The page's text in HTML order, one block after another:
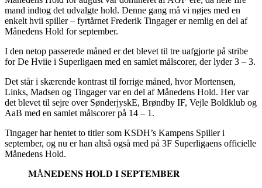
mand indtog det udvalgte hold. Denne gang må vi nøjes med en
enkelt hvii spiller – fyrtårnet Frederik Tingager er nemlig en del af
Månedens Hold for september.
I den netop passerede måned er det blevet til tre uafgjorte på stribe
for De Hviie i Superligaen med en samlet målscorer, der lyder 3 – 3.
Det står i skærende kontrast til forrige måned, hvor Mortensen,
Links, Madsen og Tingager var en del af Månedens Hold. Her var
det blevet til sejre over SønderjyskE, Brøndby IF, Vejle Boldklub og
AaB med en samlet målscorer på 14 – 1.
Tingager har hentet to titler som KSDH’s Kampens Spiller i
september, og nu er han altså også med på 3F Superligaens officielle
Månedens Hold.
𝐌Å𝐍𝐄𝐃𝐄𝐍𝐒 𝐇𝐎𝐋𝐃 𝐈 𝐒𝐄𝐏𝐓𝐄𝐌𝐁𝐄𝐑